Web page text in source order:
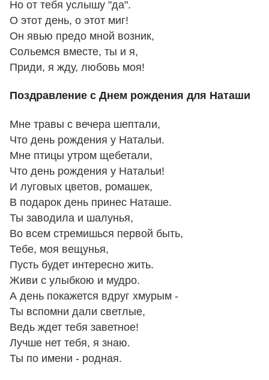
Но от тебя услышу "да".
О этот день, о этот миг!
Он явью предо мной возник,
Сольемся вместе, ты и я,
Приди, я жду, любовь моя!
Поздравление с Днем рождения для Наташи
Мне травы с вечера шептали,
Что день рождения у Натальи.
Мне птицы утром щебетали,
Что день рождения у Натальи!
И луговых цветов, ромашек,
В подарок день принес Наташе.
Ты заводила и шалунья,
Во всем стремишься первой быть,
Тебе, моя вещунья,
Пусть будет интересно жить.
Живи с улыбкою и мудро.
А день покажется вдруг хмурым -
Ты вспомни дали светлые,
Ведь ждет тебя заветное!
Лучше нет тебя, я знаю.
Ты по имени - родная.